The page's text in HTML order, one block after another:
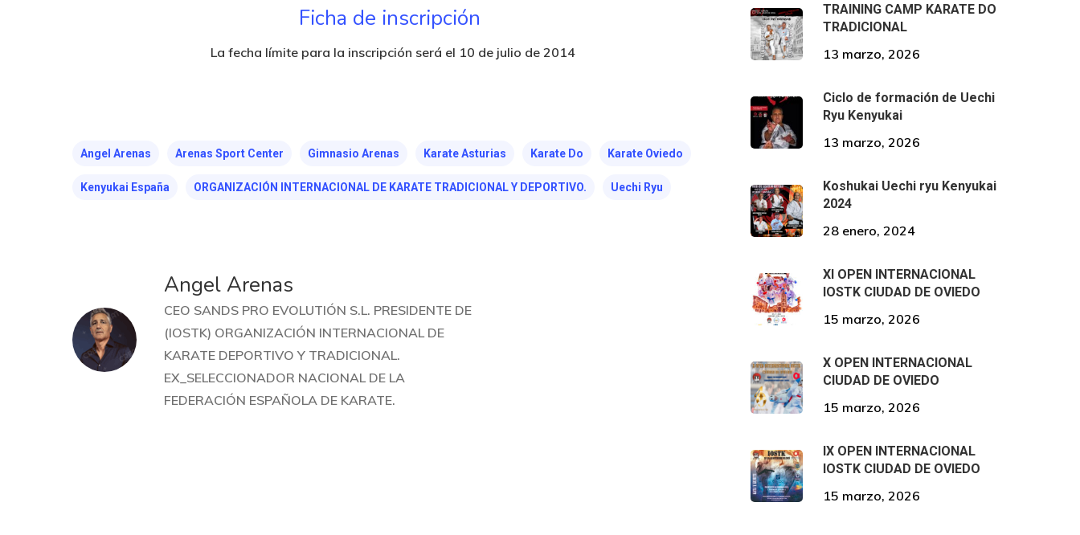
Ficha de inscripción
La fecha límite para la inscripción será el 10 de julio de 2014
Angel Arenas Arenas Sport Center Gimnasio Arenas Karate Asturias Karate Do Karate Oviedo
Kenyukai España ORGANIZACIÓN INTERNACIONAL DE KARATE TRADICIONAL Y DEPORTIVO. Uechi Ryu
Angel Arenas
CEO SANDS PRO EVOLUTIÓN S.L. PRESIDENTE DE
(IOSTK) ORGANIZACIÓN INTERNACIONAL DE
KARATE DEPORTIVO Y TRADICIONAL.
EX_SELECCIONADOR NACIONAL DE LA
FEDERACIÓN ESPAÑOLA DE KARATE.
TRAINING CAMP KARATE DO
TRADICIONAL
13 marzo, 2026
Ciclo de formación de Uechi
Ryu Kenyukai
13 marzo, 2026
Koshukai Uechi ryu Kenyukai
2024
28 enero, 2024
XI OPEN INTERNACIONAL
IOSTK CIUDAD DE OVIEDO
15 marzo, 2026
X OPEN INTERNACIONAL
CIUDAD DE OVIEDO
15 marzo, 2026
IX OPEN INTERNACIONAL
IOSTK CIUDAD DE OVIEDO
15 marzo, 2026